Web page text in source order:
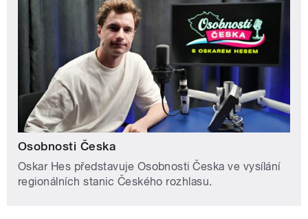
Osobnosti Česka
Oskar Hes představuje Osobnosti Česka ve vysílání
regionálních stanic Českého rozhlasu.